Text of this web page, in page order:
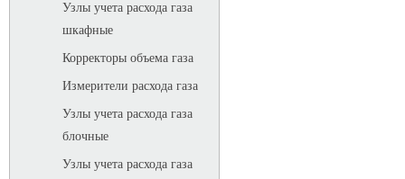
Узлы учета расхода газа
шкафные
Корректоры объема газа
Измерители расхода газа
Узлы учета расхода газа
блочные
Узлы учета расхода газа